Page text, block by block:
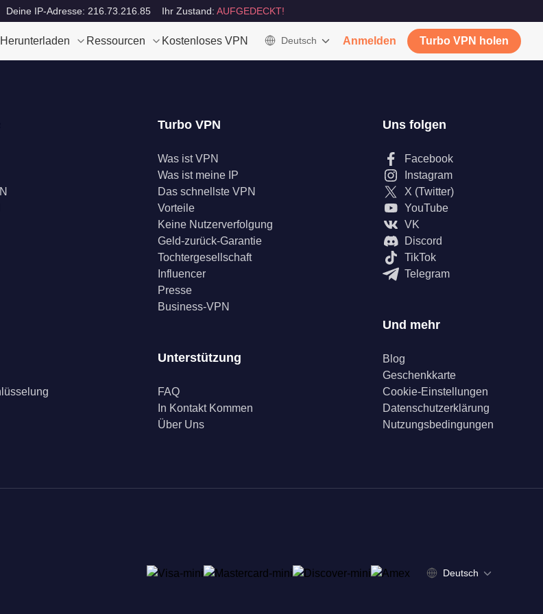
Deine IP-Adresse: 216.73.216.85 Ihr Zustand: AUFGEDECKT!
Ressourcen Kostenloses VPN Deutsch Anmelden Turbo VPN holen
Turbo VPN
Was ist VPN
Was ist meine IP
Das schnellste VPN
Vorteile
Keine Nutzerverfolgung
Geld-zurück-Garantie
Tochtergesellschaft
Influencer
Presse
Business-VPN
Unterstützung
FAQ
In Kontakt Kommen
Über Uns
Uns folgen
Facebook
Instagram
X (Twitter)
YouTube
VK
Discord
TikTok
Telegram
Und mehr
Blog
Geschenkkarte
Cookie-Einstellungen
Datenschutzerklärung
Nutzungsbedingungen
Deutsch